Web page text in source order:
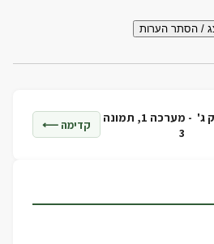
/ הסתר הערות
מערכה 1, תמונה
3
קדימה ⟵